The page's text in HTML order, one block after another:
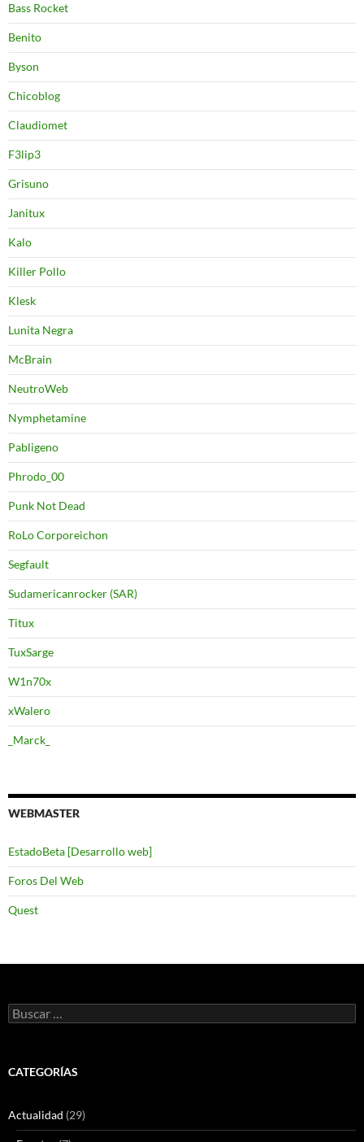
Bass Rocket
Benito
Byson
Chicoblog
Claudiomet
F3lip3
Grisuno
Janitux
Kalo
Killer Pollo
Klesk
Lunita Negra
McBrain
NeutroWeb
Nymphetamine
Pabligeno
Phrodo_00
Punk Not Dead
RoLo Corporeichon
Segfault
Sudamericanrocker (SAR)
Titux
TuxSarge
W1n70x
xWalero
_Marck_
WEBMASTER
EstadoBeta [Desarrollo web]
Foros Del Web
Quest
Buscar:
CATEGORÍAS
Actualidad (29)